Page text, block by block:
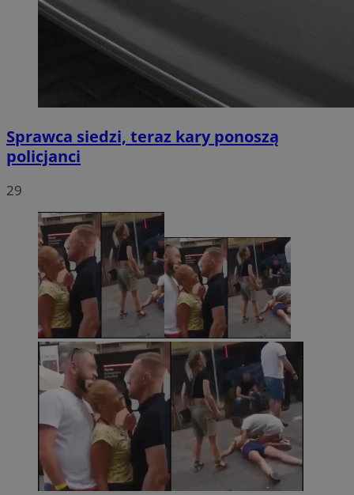
Sprawca siedzi, teraz kary ponoszą
policjanci
29